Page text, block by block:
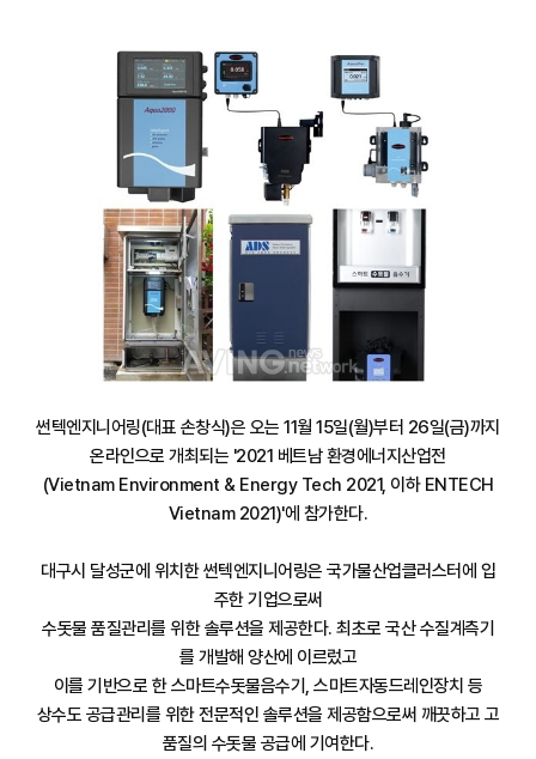
썬텍엔지니어링(대표 손창식)은 오는 11월 15일(월)부터 26일(금)까지
온라인으로 개최되는 '2021 베트남 환경에너지산업전
(Vietnam Environment & Energy Tech 2021, 이하 ENTECH
Vietnam 2021)'에 참가한다.
대구시 달성군에 위치한 썬텍엔지니어링은 국가물산업클러스터에 입
주한 기업으로써
수돗물 품질관리를 위한 솔루션을 제공한다. 최초로 국산 수질계측기
를 개발해 양산에 이르렀고
이를 기반으로 한 스마트수돗물음수기, 스마트자동드레인장치 등
상수도 공급관리를 위한 전문적인 솔루션을 제공함으로써 깨끗하고 고
품질의 수돗물 공급에 기여한다.